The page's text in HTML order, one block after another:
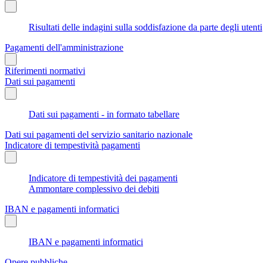
Risultati delle indagini sulla soddisfazione da parte degli utenti
Pagamenti dell'amministrazione
Riferimenti normativi
Dati sui pagamenti
Dati sui pagamenti - in formato tabellare
Dati sui pagamenti del servizio sanitario nazionale
Indicatore di tempestività pagamenti
Indicatore di tempestività dei pagamenti
Ammontare complessivo dei debiti
IBAN e pagamenti informatici
IBAN e pagamenti informatici